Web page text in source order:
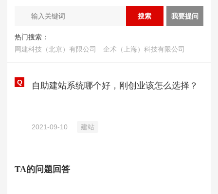
热门搜索：
网建科技（北京）有限公司
企术（上海）科技有限公司
Q 自助建站系统哪个好，刚创业该怎么选择？
2021-09-10 建站
TA的问题回答